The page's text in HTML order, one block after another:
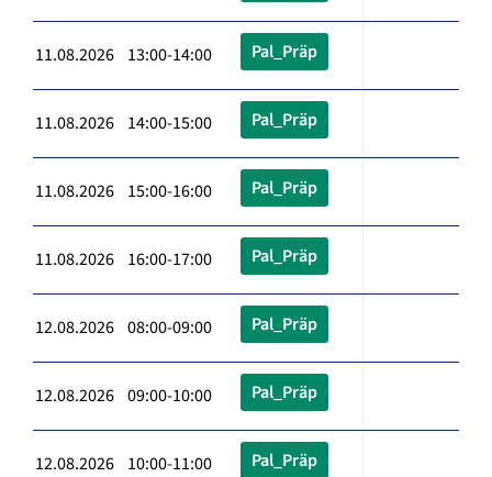
11.08.2026 13:00-14:00 Pal_Präp
11.08.2026 14:00-15:00 Pal_Präp
11.08.2026 15:00-16:00 Pal_Präp
11.08.2026 16:00-17:00 Pal_Präp
12.08.2026 08:00-09:00 Pal_Präp
12.08.2026 09:00-10:00 Pal_Präp
12.08.2026 10:00-11:00 Pal_Präp